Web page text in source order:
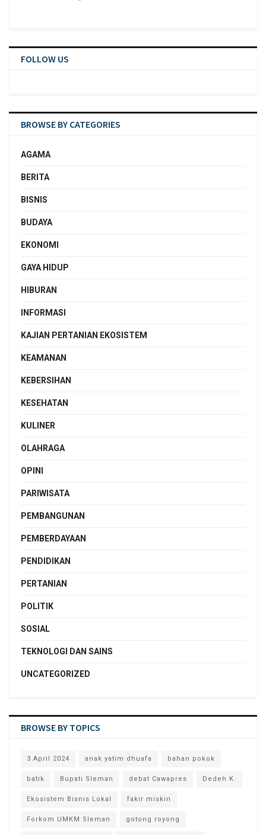
FOLLOW US
BROWSE BY CATEGORIES
AGAMA
BERITA
BISNIS
BUDAYA
EKONOMI
GAYA HIDUP
HIBURAN
INFORMASI
KAJIAN PERTANIAN EKOSISTEM
KEAMANAN
KEBERSIHAN
KESEHATAN
KULINER
OLAHRAGA
OPINI
PARIWISATA
PEMBANGUNAN
PEMBERDAYAAN
PENDIDIKAN
PERTANIAN
POLITIK
SOSIAL
TEKNOLOGI DAN SAINS
UNCATEGORIZED
BROWSE BY TOPICS
3 April 2024 anak yatim dhuafa bahan pokok
batik Bupati Sleman debat Cawapres Dedeh K.
Ekosistem Bisnis Lokal fakir miskin
Forkom UMKM Sleman gotong royong